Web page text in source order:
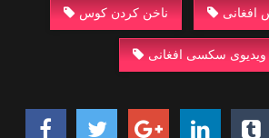
ناخن کردن کوس افغانی
ویدیوی سکسی افغانی